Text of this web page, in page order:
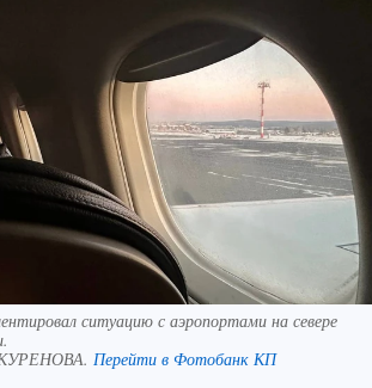
ситуацию с аэропортами на севере
Перейти в Фотобанк КП